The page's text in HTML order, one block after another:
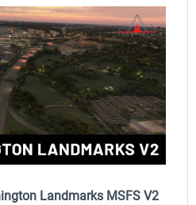
Landmarks MSFS V2